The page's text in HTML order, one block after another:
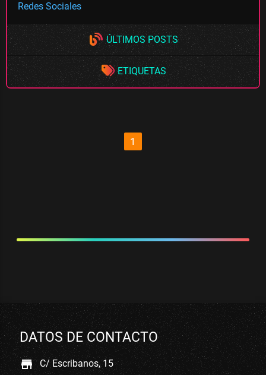
Redes Sociales
ÚLTIMOS POSTS
ETIQUETAS
1
DATOS DE CONTACTO
store C/ Escribanos, 15